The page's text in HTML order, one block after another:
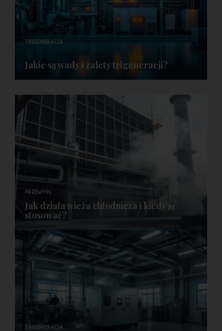
TRIGENERACJA
Jakie są wady i zalety trigeneracji?
PRZEMYSŁ
Jak działa wieża chłodnicza i kiedy ją
stosować?
TRIGENERACJA